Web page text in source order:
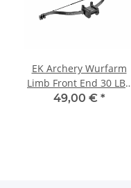
EK Archery Wurfarm
Limb Front End 30 LBS
für Armbrust Revo 7
49,00 € *